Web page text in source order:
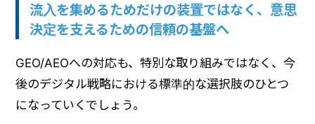
流入を集めるためだけの装置ではなく、意思
決定を支えるための信頼の基盤へ
GEO/AEOへの対応も、特別な取り組みではなく、今
後のデジタル戦略における標準的な選択肢のひとつ
になっていくでしょう。